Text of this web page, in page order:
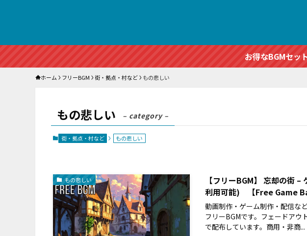
お得なBGMセッ
ホーム フリーBGM 街・拠点・村など もの悲しい
もの悲しい – category –
街・拠点・村など もの悲しい
もの悲しい
【フリーBGM】 忘却の街
利用可能) 【Free Game
動画制作・ゲーム制作・配信な
フリーBGMです。フェードア
で配布しています。商用・非商...